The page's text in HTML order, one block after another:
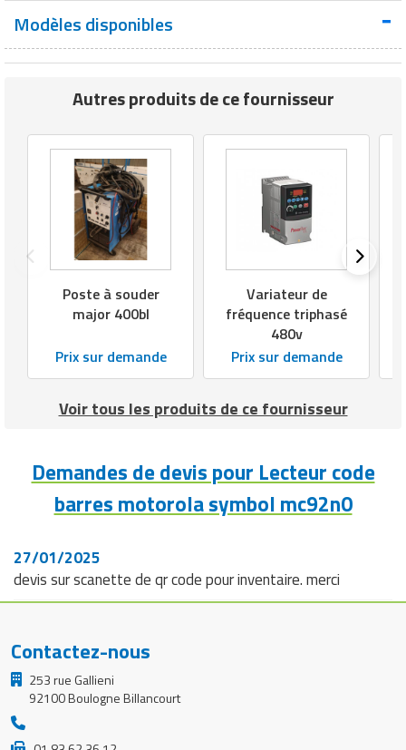
Vêtement sportif
Rôtisserie professionnelle
Table de cuisson professionnelle
Tables de préparation réfrigérées
Ustensile de cuisine
Vaisselle restaurant
Vitrines réfrigérées
Modèles disponibles
Autres produits de ce fournisseur
Poste à souder
major 400bl
Prix sur demande
Variateur de
fréquence triphasé
480v
Prix sur demande
Voir tous les produits de ce fournisseur
Demandes de devis pour Lecteur code
barres motorola symbol mc92n0
27/01/2025
devis sur scanette de qr code pour inventaire. merci
Contactez-nous
253 rue Gallieni
92100 Boulogne Billancourt